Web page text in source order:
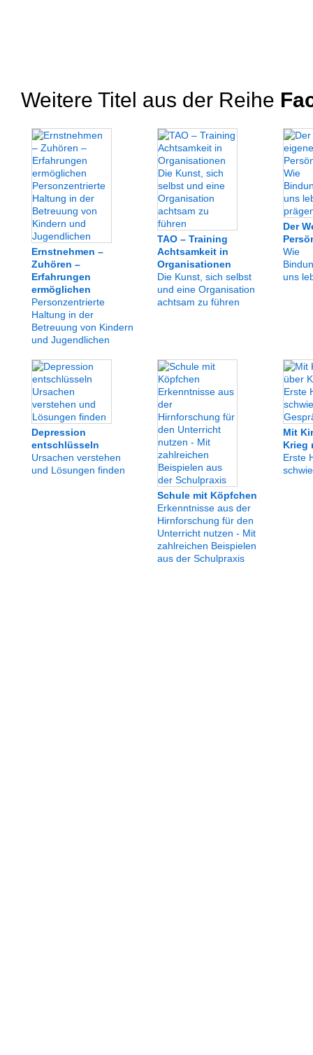
Weitere Titel aus der Reihe
Ernstnehmen –
Zuhören –
Erfahrungen
ermöglichen
Personzentrierte
Haltung in der
Betreuung von Kindern
und Jugendlichen
TAO – Training
Achtsamkeit in
Organisationen
Die Kunst, sich selbst
und eine Organisation
achtsam zu führen
Der
Wie
uns
Depression
entschlüsseln
Ursachen verstehen
und Lösungen finden
Schule mit Köpfchen
Erkenntnisse aus der
Hirnforschung für den
Unterricht nutzen - Mit
zahlreichen Beispielen
aus der Schulpraxis
Mit
Krieg
Erste